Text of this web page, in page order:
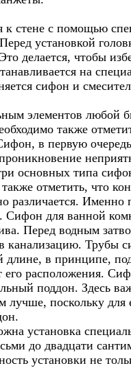
к стене с помощью
установкой
делается, чтобы
на
сифон и
элементов любой
также
в первую
основных типа
отметить, что
различается.
Сифон для ванной
Перед водным
в канализацию. Трубы
длине, в принципе,
его расположения.
поддон. Здесь
лучше, поскольку для
установка
до двадцати
установки не